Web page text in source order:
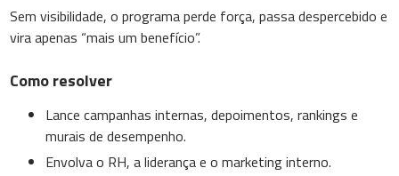
Sem visibilidade, o programa perde força, passa despercebido e
vira apenas “mais um benefício”.
Como resolver
Lance campanhas internas, depoimentos, rankings e
murais de desempenho.
Envolva o RH, a liderança e o marketing interno.